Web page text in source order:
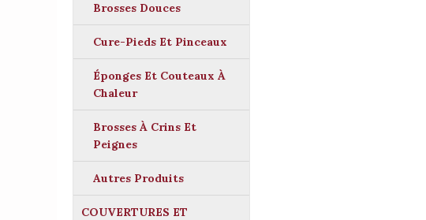
Brosses Douces
Cure-Pieds Et Pinceaux
Éponges Et Couteaux À
Chaleur
Brosses À Crins Et
Peignes
Autres Produits
COUVERTURES ET